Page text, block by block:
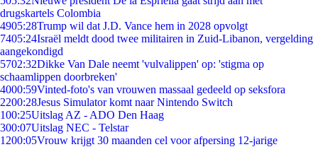
drugskartels Colombia
4905:28Trump wil dat J.D. Vance hem in 2028 opvolgt
7405:24Israël meldt dood twee militairen in Zuid-Libanon, vergelding
aangekondigd
5702:32Dikke Van Dale neemt 'vulvalippen' op: 'stigma op
schaamlippen doorbreken'
4000:59Vinted-foto's van vrouwen massaal gedeeld op seksfora
2200:28Jesus Simulator komt naar Nintendo Switch
100:25Uitslag AZ - ADO Den Haag
300:07Uitslag NEC - Telstar
1200:05Vrouw krijgt 30 maanden cel voor afpersing 12-jarige